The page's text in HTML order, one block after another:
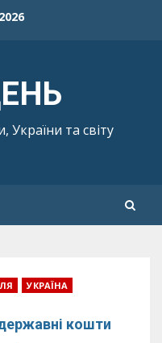
та світу
УКРАЇНА
кошти